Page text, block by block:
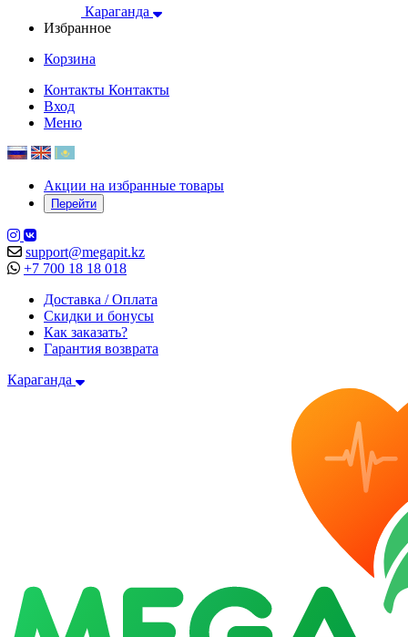
Караганда
Избранное
Корзина
Контакты Контакты
Вход
Меню
Акции на избранные товары
Перейти
support@megapit.kz
+7 700 18 18 018
Доставка / Оплата
Скидки и бонусы
Как заказать?
Гарантия возврата
Караганда